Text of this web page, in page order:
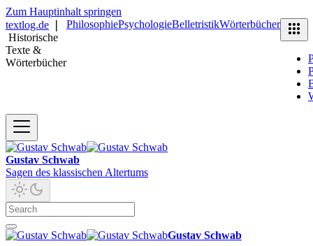
Zum Hauptinhalt springen
textlog.de
Historische
Texte &
Wörterbücher
PhilosophiePsychologieBelletristikWörterbücher
Gustav Schwab
Sagen des klassischen Altertums
Gustav Schwab